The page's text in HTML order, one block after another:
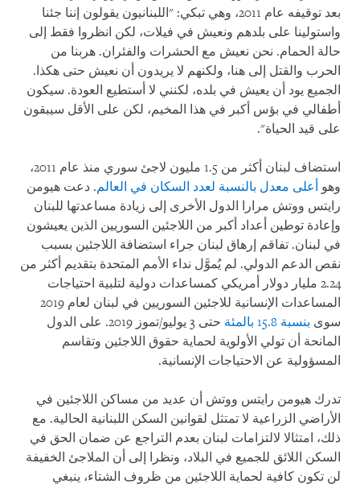
بعد توقيفه عام 2011، وهي تبكي: "اللبنانيون يقولون إننا جئنا
واستولينا على بلدهم ونعيش في فيلات، لكن انظروا فقط إلى
حالة الحمام. نحن نعيش مع الحشرات والفئران. هربنا من
الحرب والقتل إلى هنا، ولكنهم لا يريدون أن نعيش حتى هكذا.
الجميع يود أن يعيش في بلده، لكنني لا أستطيع العودة. سيكون
أطفالي في بؤس أكبر في هذا المخيم، لكن على الأقل سيبقون
على قيد الحياة".
استضاف لبنان أكثر من 1.5 مليون لاجئ سوري منذ عام 2011،
وهو أعلى معدل بالنسبة لعدد السكان في العالم. دعت هيومن
رايتس ووتش مرارا الدول الأخرى إلى زيادة مساعدتها للبنان
وإعادة توطين أعداد أكبر من اللاجئين السوريين الذين يعيشون
في لبنان. تفاقم إرهاق لبنان جراء استضافة اللاجئين بسبب
نقص الدعم الدولي. لم يُموَّل نداء الأمم المتحدة بتقديم أكثر من
2.24 مليار دولار أمريكي كمساعدات دولية لتلبية احتياجات
المساعدات الإنسانية للاجئين السوريين في لبنان لعام 2019
سوى بنسبة 15.8 بالمئة
حتى 3 يوليو/تموز 2019. على الدول
المانحة أن تولي الأولوية لحماية حقوق اللاجئين وتقاسم
المسؤولية عن الاحتياجات الإنسانية.
تدرك هيومن رايتس ووتش أن عديد من مساكن اللاجئين في
الأراضي الزراعية لا تمتثل لقوانين السكن اللبنانية الحالية. مع
ذلك، امتثالا لالتزامات لبنان بعدم التراجع عن ضمان الحق في
السكن اللائق للجميع في البلاد، ونظرا إلى أن الملاجئ الخفيفة
لن تكون كافية لحماية اللاجئين من ظروف الشتاء، ينبغي